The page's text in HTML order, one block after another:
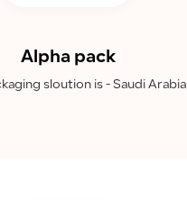
Alpha pack
sloution is - Saudi Arabia